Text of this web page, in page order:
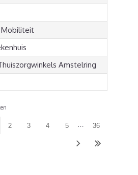
Mobiliteit
Amstelring
2 3 4 5 … 36